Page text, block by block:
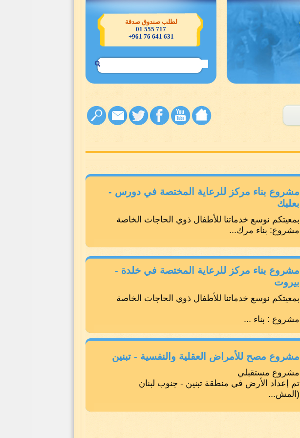
لطلب صندوق صدقة
717 555 01
631 641 76 961+
مشروع بناء مركز للرعاية المختصة في دورس -
بعلبك
بمعيتكم نوسع خدماتنا للأطفال ذوي الحاجات الخاصة
مشروع: بناء مرك...
مشروع بناء مركز للرعاية المختصة في خلدة -
بيروت
بمعيتكم نوسع خدماتنا للأطفال ذوي الحاجات الخاصة
مشروع : بناء ...
مشروع مصح للأمراض العقلية والنفسية - تبنين
مشروع مستقبلي
تم إعداد الأرض في منطقة تبنين - جنوب لبنان
(المش...